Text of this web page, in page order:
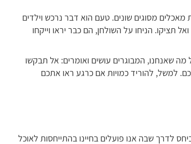
מסוגים שונים. טעם הוא דבר נרכש וילדים
תציקו. הניחו על השולחן, הם כבר יראו וייקחו
מה שאנחנו, המבוגרים עושים ואומרים: אל תבקשו
למשל, להוריד כמויות אם כרגע ראו אתכם
לדרך שבה אנו פועלים בחיינו בהתייחסות לאוכל